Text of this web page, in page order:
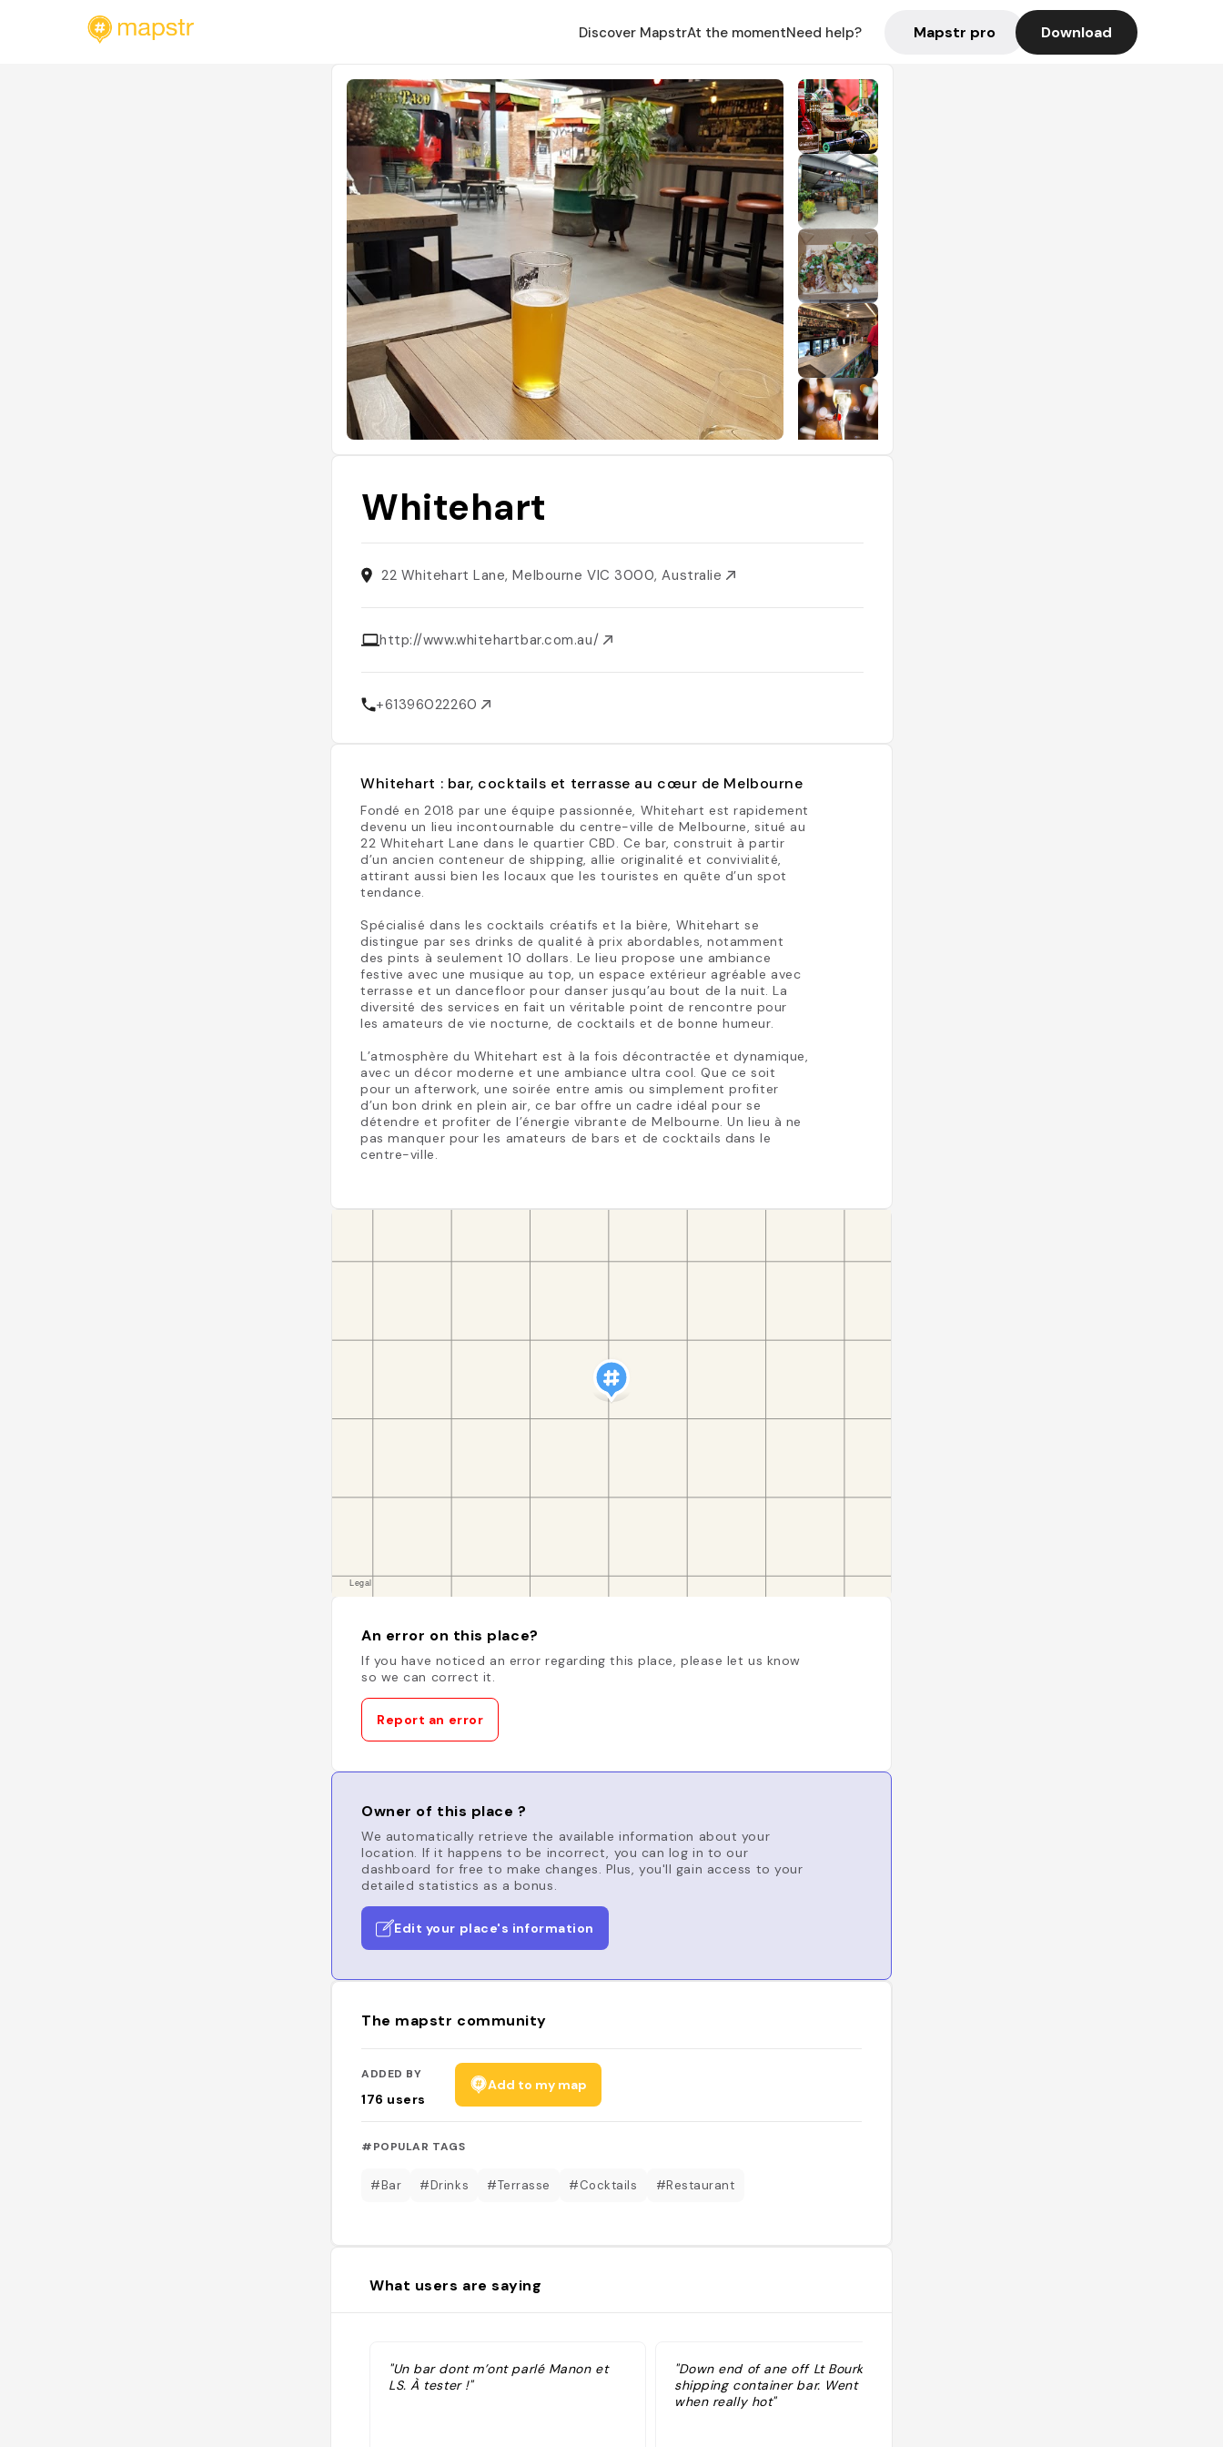
Discover MapstrAt the momentNeed help? Mapstr pro Download
Whitehart
22 Whitehart Lane, Melbourne VIC 3000, Australie
http://www.whitehartbar.com.au/
+61396022260
Whitehart : bar, cocktails et terrasse au cœur de Melbourne
Fondé en 2018 par une équipe passionnée, Whitehart est rapidement
devenu un lieu incontournable du centre-ville de Melbourne, situé au
22 Whitehart Lane dans le quartier CBD. Ce bar, construit à partir
d’un ancien conteneur de shipping, allie originalité et convivialité,
attirant aussi bien les locaux que les touristes en quête d’un spot
tendance.
Spécialisé dans les cocktails créatifs et la bière, Whitehart se
distingue par ses drinks de qualité à prix abordables, notamment
des pints à seulement 10 dollars. Le lieu propose une ambiance
festive avec une musique au top, un espace extérieur agréable avec
terrasse et un dancefloor pour danser jusqu’au bout de la nuit. La
diversité des services en fait un véritable point de rencontre pour
les amateurs de vie nocturne, de cocktails et de bonne humeur.
L’atmosphère du Whitehart est à la fois décontractée et dynamique,
avec un décor moderne et une ambiance ultra cool. Que ce soit
pour un afterwork, une soirée entre amis ou simplement profiter
d’un bon drink en plein air, ce bar offre un cadre idéal pour se
détendre et profiter de l’énergie vibrante de Melbourne. Un lieu à ne
pas manquer pour les amateurs de bars et de cocktails dans le
centre-ville.
An error on this place?
If you have noticed an error regarding this place, please let us know
so we can correct it.
Report an error
Owner of this place ?
We automatically retrieve the available information about your
location. If it happens to be incorrect, you can log in to our
dashboard for free to make changes. Plus, you'll gain access to your
detailed statistics as a bonus.
Edit your place's information
The mapstr community
ADDED BY
176 users
Add to my map
#POPULAR TAGS
#Bar #Drinks #Terrasse #Cocktails #Restaurant
What users are saying
"Un bar dont m’ont parlé Manon et
LS. À tester !"
"Down end of ane off Lt Bourke,
shipping container bar. Went there
when really hot"